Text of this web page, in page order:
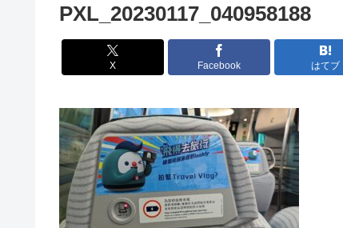
PXL_20230117_040958188
X Facebook はてブ